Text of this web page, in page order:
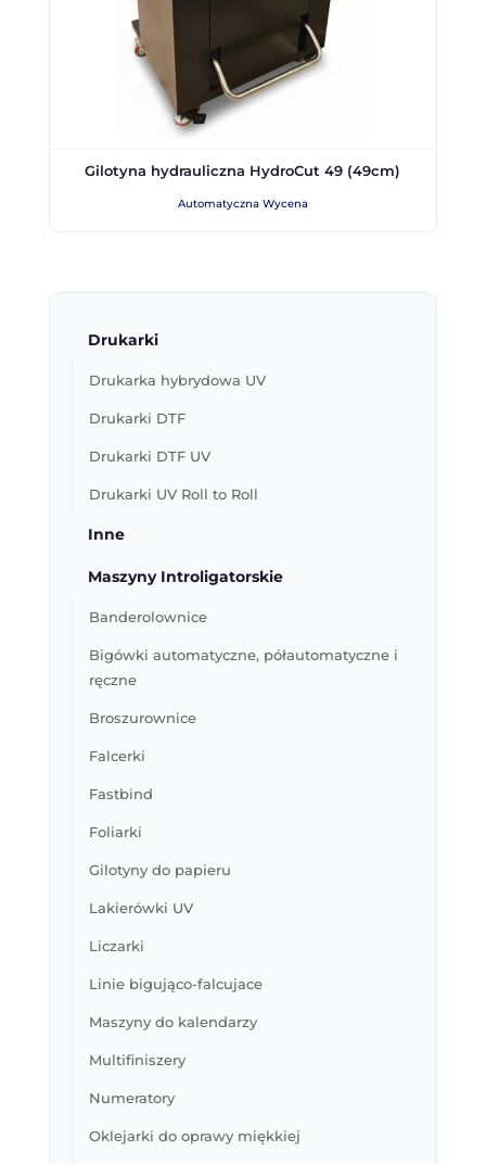
Gilotyna hydrauliczna HydroCut 49 (49cm)
Automatyczna Wycena
Drukarki
Drukarka hybrydowa UV
Drukarki DTF
Drukarki DTF UV
Drukarki UV Roll to Roll
Inne
Maszyny Introligatorskie
Banderolownice
Bigówki automatyczne, półautomatyczne i
ręczne
Broszurownice
Falcerki
Fastbind
Foliarki
Gilotyny do papieru
Lakierówki UV
Liczarki
Linie bigująco-falcujace
Maszyny do kalendarzy
Multifiniszery
Numeratory
Oklejarki do oprawy miękkiej